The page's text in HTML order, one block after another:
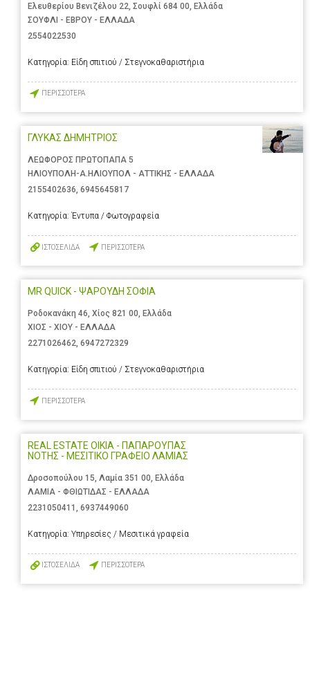
Ελευθερίου Βενιζέλου 22, Σουφλί 684 00, Ελλάδα
ΣΟΥΦΛΙ - ΕΒΡΟΥ - ΕΛΛΑΔΑ
2554022530
Κατηγορία: Είδη σπιτιού / Στεγνοκαθαριστήρια
ΠΕΡΙΣΣΟΤΕΡΑ
ΓΛΥΚΑΣ ΔΗΜΗΤΡΙΟΣ
ΛΕΩΦΟΡΟΣ ΠΡΩΤΟΠΑΠΑ 5
ΗΛΙΟΥΠΟΛΗ-Α.ΗΛΙΟΥΠΟΛ - ΑΤΤΙΚΗΣ - ΕΛΛΑΔΑ
2155402636, 6945645817
Κατηγορία: Έντυπα / Φωτογραφεία
ΙΣΤΟΣΕΛΙΔΑ ΠΕΡΙΣΣΟΤΕΡΑ
MR QUICK - ΨΑΡΟΥΔΗ ΣΟΦΙΑ
Ροδοκανάκη 46, Χίος 821 00, Ελλάδα
ΧΙΟΣ - ΧΙΟΥ - ΕΛΛΑΔΑ
2271026462, 6947272329
Κατηγορία: Είδη σπιτιού / Στεγνοκαθαριστήρια
ΠΕΡΙΣΣΟΤΕΡΑ
REAL ESTATE OIKIA - ΠΑΠΑΡΟΥΠΑΣ
ΝΟΤΗΣ - ΜΕΣΙΤΙΚΟ ΓΡΑΦΕΙΟ ΛΑΜΙΑΣ
Δροσοπούλου 15, Λαμία 351 00, Ελλάδα
ΛΑΜΙΑ - ΦΘΙΩΤΙΔΑΣ - ΕΛΛΑΔΑ
2231050411
6937449060
Κατηγορία: Υπηρεσίες / Μεσιτικά γραφεία
ΙΣΤΟΣΕΛΙΔΑ ΠΕΡΙΣΣΟΤΕΡΑ